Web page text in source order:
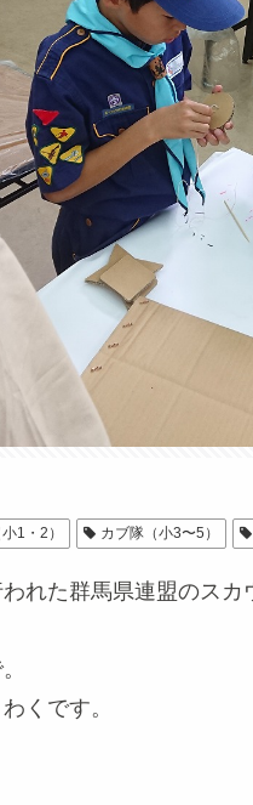
1・2） カブ隊（小3〜5）
れた群馬県連盟のスカ
くです。